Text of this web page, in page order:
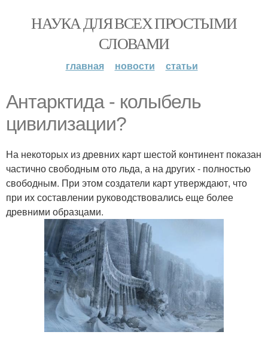
НАУКА ДЛЯ ВСЕХ ПРОСТЫМИ
СЛОВАМИ
главная новости статьи
Антарктида - колыбель
цивилизации?
На некоторых из древних карт шестой континент показан
частично свободным ото льда, а на других - полностью
свободным. При этом создатели карт утверждают, что
при их составлении руководствовались еще более
древними образцами.